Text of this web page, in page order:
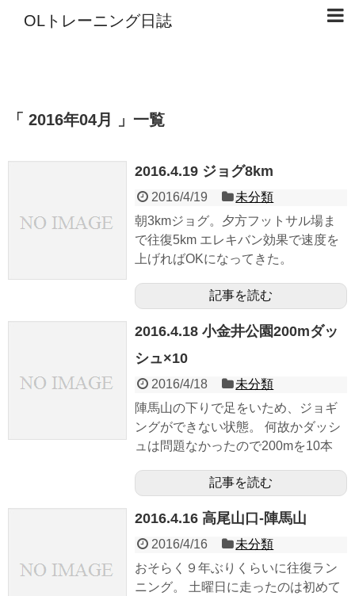
OLトレーニング日誌
「 2016年04月 」一覧
2016.4.19 ジョグ8km
2016/4/19
未分類
朝3kmジョグ。夕方フットサル場ま
で往復5km エレキバン効果で速度を
上げればOKになってきた。
記事を読む
2016.4.18 小金井公園200mダッ
シュ×10
2016/4/18
未分類
陣馬山の下りで足をいため、ジョギ
ングができない状態。 何故かダッシ
ュは問題なかったので200mを10本
記事を読む
2016.4.16 高尾山口-陣馬山
2016/4/16
未分類
おそらく９年ぶりくらいに往復ラン
ニング。 土曜日に走ったのは初めて